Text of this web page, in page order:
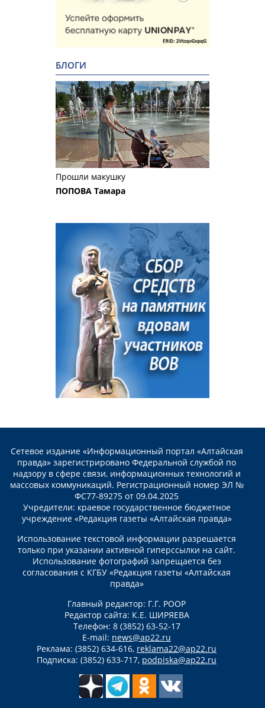
БЛОГИ
Прошли макушку
ПОПОВА Тамара
Сетевое издание «Информационный портал «Алтайская
правда» зарегистрировано Федеральной службой по
надзору в сфере связи, информационных технологий и
массовых коммуникаций. Регистрационный номер ЭЛ №
ФС77-89275 от 09.04.2025
Учредители: краевое государственное бюджетное
учреждение «Редакция газеты «Алтайская правда»
Использование текстовой информации разрешается
только при указании активной гиперссылки на сайт.
Использование фотографий запрещается без
согласования с КГБУ «Редакция газеты «Алтайская
правда»
Главный редактор: Г.Г. РООР
Редактор сайта: К.Е. ШИРЯЕВА
Телефон: 8 (3852) 63-52-17
E-mail: news@ap22.ru
Реклама: (3852) 634-616, reklama22@ap22.ru
Подписка: (3852) 633-717, podpiska@ap22.ru